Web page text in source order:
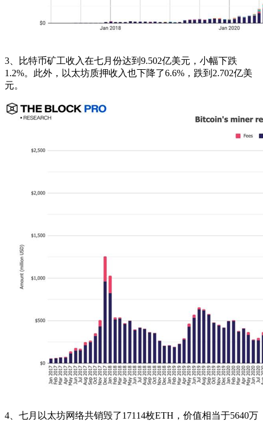
3、比特币矿工收入在七月份达到9.502亿美元，小幅下跌
1.2%。此外，以太坊质押收入也下降了6.6%，跌到2.702亿美
元。
4、七月以太坊网络共销毁了17114枚ETH，价值相当于5640万